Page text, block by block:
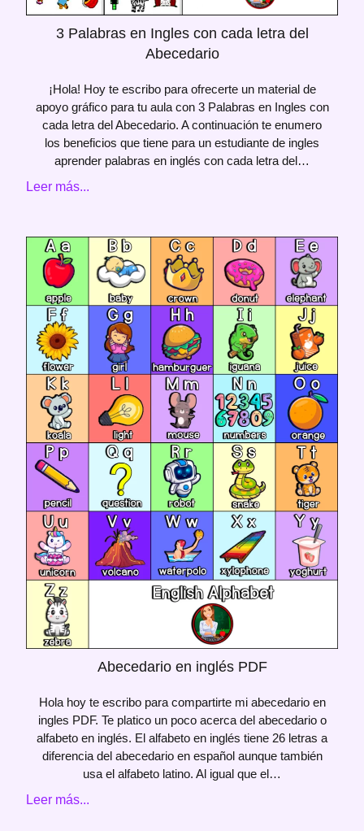
3 Palabras en Ingles con cada letra del
Abecedario
¡Hola! Hoy te escribo para ofrecerte un material de
apoyo gráfico para tu aula con 3 Palabras en Ingles con
cada letra del Abecedario. A continuación te enumero
los beneficios que tiene para un estudiante de ingles
aprender palabras en inglés con cada letra del…
Leer más...
Abecedario en inglés PDF
Hola hoy te escribo para compartirte mi abecedario en
ingles PDF. Te platico un poco acerca del abecedario o
alfabeto en inglés. El alfabeto en inglés tiene 26 letras a
diferencia del abecedario en español aunque también
usa el alfabeto latino. Al igual que el…
Leer más...